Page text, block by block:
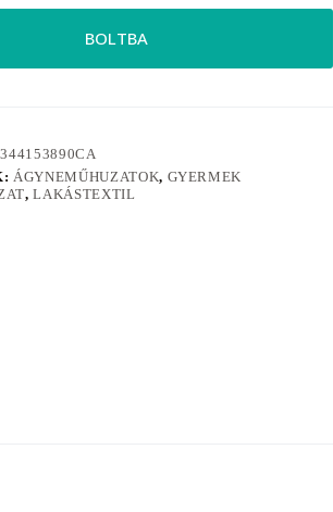
BOLTBA
ÁGYNEMŰHUZATOK, GYERMEK
,LAKÁSTEXTIL